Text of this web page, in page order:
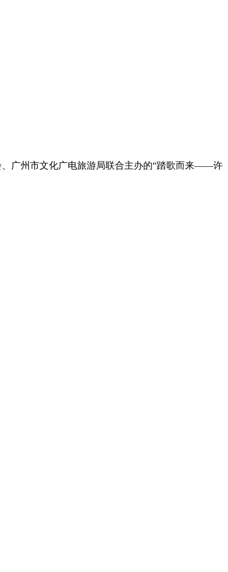
、广州市文化广电旅游局联合主办的“踏歌而来——许